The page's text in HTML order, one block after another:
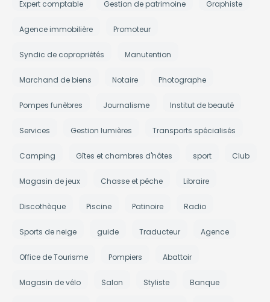
Expert comptable Gestion de patrimoine Graphiste
Agence immobilière Promoteur
Syndic de copropriétés Manutention
Marchand de biens Notaire Photographe
Pompes funèbres Journalisme Institut de beauté
Services Gestion lumières Transports spécialisés
Camping Gîtes et chambres d'hôtes sport Club
Magasin de jeux Chasse et pêche Libraire
Discothèque Piscine Patinoire Radio
Sports de neige guide Traducteur Agence
Office de Tourisme Pompiers Abattoir
Magasin de vélo Salon Styliste Banque